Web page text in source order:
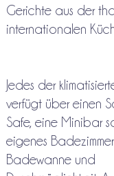
Gerichte aus der
internationalen
Jedes der
verfügt über einen
Safe, eine Minibar
eigenes
Badewanne und